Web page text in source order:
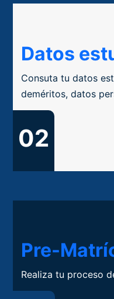
Datos
Consuta tu datos
deméritos, datos
02
Pre-
Realiza tu proceso